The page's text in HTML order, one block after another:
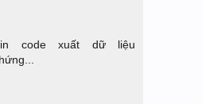
code xuất dữ liệu